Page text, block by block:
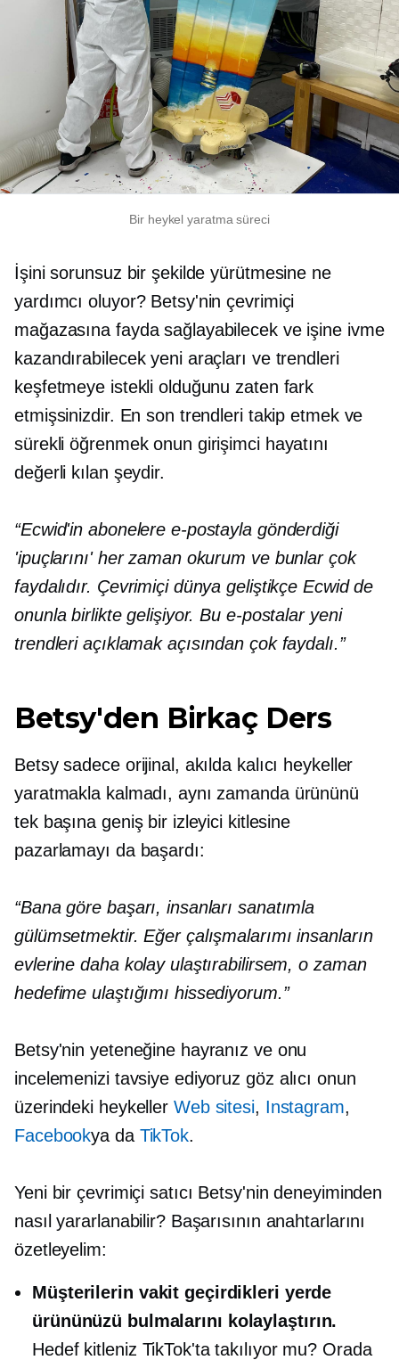
Bir heykel yaratma süreci
İşini sorunsuz bir şekilde yürütmesine ne
yardımcı oluyor? Betsy'nin çevrimiçi
mağazasına fayda sağlayabilecek ve işine ivme
kazandırabilecek yeni araçları ve trendleri
keşfetmeye istekli olduğunu zaten fark
etmişsinizdir. En son trendleri takip etmek ve
sürekli öğrenmek onun girişimci hayatını
değerli kılan şeydir.
“Ecwid'in abonelere e-postayla gönderdiği
'ipuçlarını' her zaman okurum ve bunlar çok
faydalıdır. Çevrimiçi dünya geliştikçe Ecwid de
onunla birlikte gelişiyor. Bu e-postalar yeni
trendleri açıklamak açısından çok faydalı.”
Betsy'den Birkaç Ders
Betsy sadece orijinal, akılda kalıcı heykeller
yaratmakla kalmadı, aynı zamanda ürününü
tek başına geniş bir izleyici kitlesine
pazarlamayı da başardı:
“Bana göre başarı, insanları sanatımla
gülümsetmektir. Eğer çalışmalarımı insanların
evlerine daha kolay ulaştırabilirsem, o zaman
hedefime ulaştığımı hissediyorum.”
Betsy'nin yeteneğine hayranız ve onu
incelemenizi tavsiye ediyoruz göz alıcı onun
üzerindeki heykeller Web sitesi, Instagram,
Facebookya da TikTok.
Yeni bir çevrimiçi satıcı Betsy'nin deneyiminden
nasıl yararlanabilir? Başarısının anahtarlarını
özetleyelim:
Müşterilerin vakit geçirdikleri yerde
ürününüzü bulmalarını kolaylaştırın.
Hedef kitleniz TikTok'ta takılıyor mu? Orada